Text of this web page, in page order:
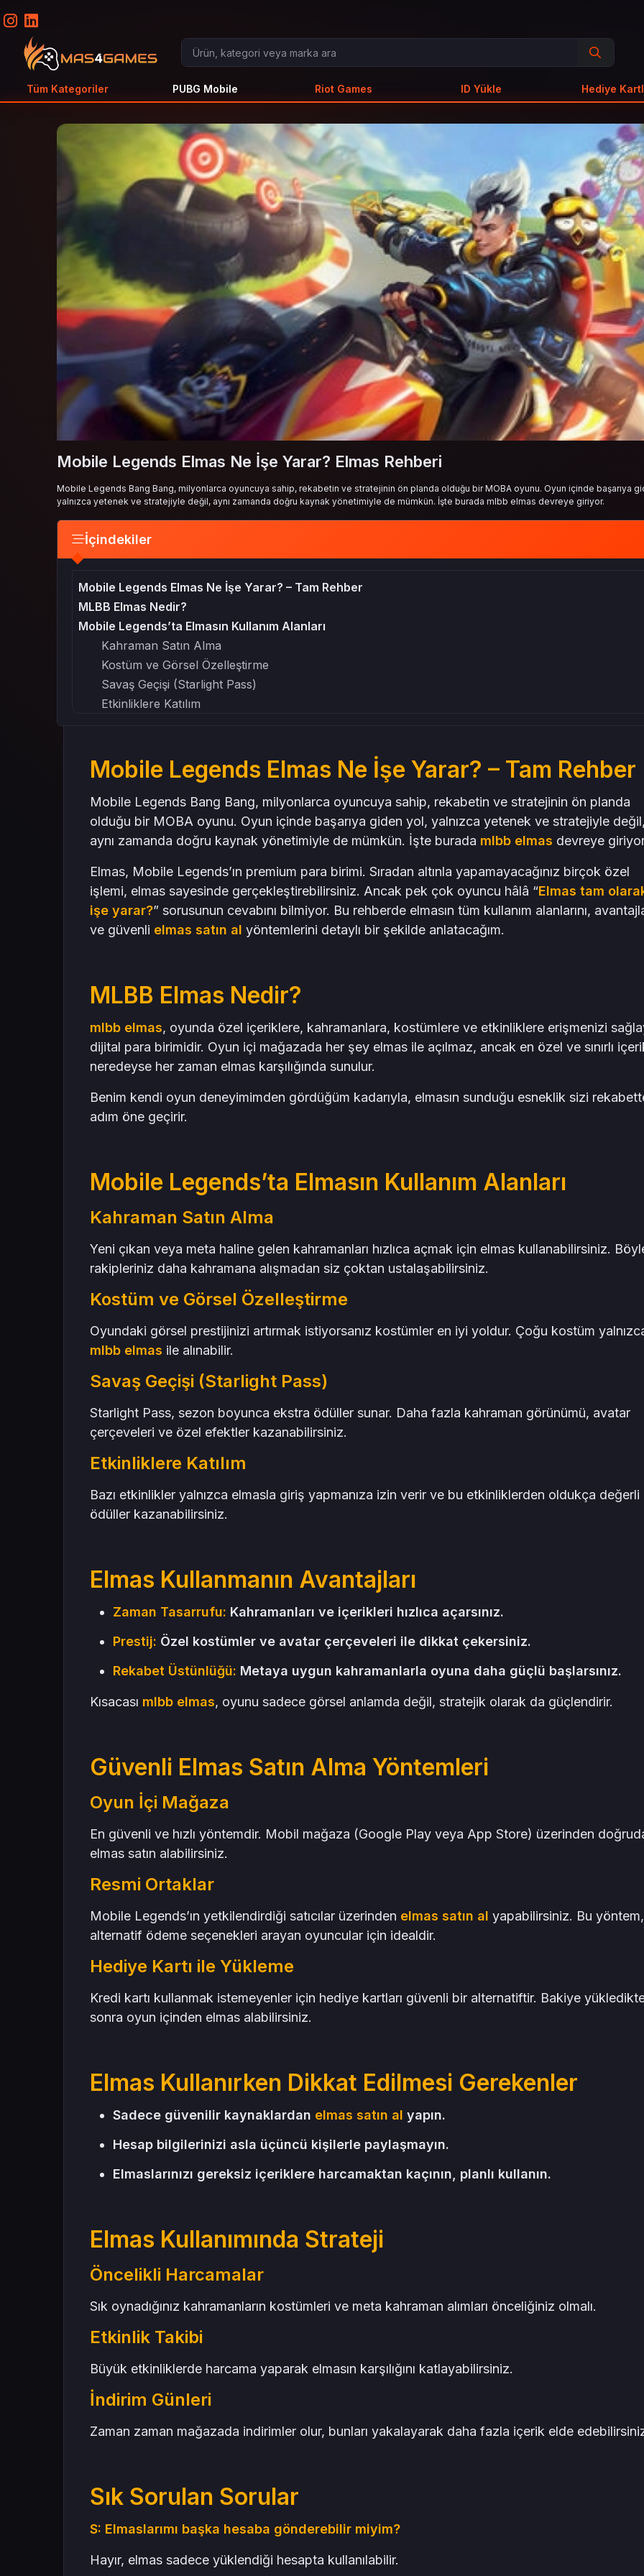
Tüm Kategoriler PUBG Mobile Riot Games ID Yükle Hediye
Mobile Legends Elmas Ne İşe Yarar? Elmas Rehberi
Mobile Legends Bang Bang, milyonlarca oyuncuya sahip, rekabetin ve stratejinin ön planda olduğu bir MOBA oyunu. Oyun içinde başarıya
yalnızca yetenek ve stratejiyle değil, aynı zamanda doğru kaynak yönetimiyle de mümkün. İşte burada mlbb elmas devreye giriyor.
İçindekiler
Mobile Legends Elmas Ne İşe Yarar? – Tam Rehber
MLBB Elmas Nedir?
Mobile Legends’ta Elmasın Kullanım Alanları
Kahraman Satın Alma
Kostüm ve Görsel Özelleştirme
Savaş Geçişi (Starlight Pass)
Etkinliklere Katılım
Oyun İçi Mağaza
Hediye Kartı ile Yükleme
Elmas Kullanırken Dikkat Edilmesi Gerekenler
Elmas Kullanımında Strateji
Öncelikli Harcamalar
Etkinlik Takibi
İndirim Günleri
Sık Sorulan Sorular
Mobile Legends Elmas Ne İşe Yarar? – Tam Rehber
Mobile Legends Bang Bang, milyonlarca oyuncuya sahip, rekabetin ve stratejinin ön planda
olduğu bir MOBA oyunu. Oyun içinde başarıya giden yol, yalnızca yetenek ve stratejiyle
aynı zamanda doğru kaynak yönetimiyle de mümkün. İşte burada mlbb elmas devreye
Elmas, Mobile Legends’ın premium para birimi. Sıradan altınla yapamayacağınız birçok özel
işlemi, elmas sayesinde gerçekleştirebilirsiniz. Ancak pek çok oyuncu hâlâ “Elmas tam
işe yarar?” sorusunun cevabını bilmiyor. Bu rehberde elmasın tüm kullanım alanlarını,
ve güvenli elmas satın al yöntemlerini detaylı bir şekilde anlatacağım.
MLBB Elmas Nedir?
mlbb elmas, oyunda özel içeriklere, kahramanlara, kostümlere ve etkinliklere erişmenizi
dijital para birimidir. Oyun içi mağazada her şey elmas ile açılmaz, ancak en özel ve sınırlı
neredeyse her zaman elmas karşılığında sunulur.
Benim kendi oyun deneyimimden gördüğüm kadarıyla, elmasın sunduğu esneklik sizi
adım öne geçirir.
Mobile Legends’ta Elmasın Kullanım Alanları
Kahraman Satın Alma
Yeni çıkan veya meta haline gelen kahramanları hızlıca açmak için elmas kullanabilirsiniz.
rakipleriniz daha kahramana alışmadan siz çoktan ustalaşabilirsiniz.
Kostüm ve Görsel Özelleştirme
Oyundaki görsel prestijinizi artırmak istiyorsanız kostümler en iyi yoldur. Çoğu kostüm
mlbb elmas ile alınabilir.
Savaş Geçişi (Starlight Pass)
Starlight Pass, sezon boyunca ekstra ödüller sunar. Daha fazla kahraman görünümü, avatar
çerçeveleri ve özel efektler kazanabilirsiniz.
Etkinliklere Katılım
Bazı etkinlikler yalnızca elmasla giriş yapmanıza izin verir ve bu etkinliklerden oldukça değerli
ödüller kazanabilirsiniz.
Elmas Kullanmanın Avantajları
Zaman Tasarrufu: Kahramanları ve içerikleri hızlıca açarsınız.
Prestij: Özel kostümler ve avatar çerçeveleri ile dikkat çekersiniz.
Rekabet Üstünlüğü: Metaya uygun kahramanlarla oyuna daha güçlü başlarsınız.
Kısacası mlbb elmas, oyunu sadece görsel anlamda değil, stratejik olarak da güçlendirir.
Güvenli Elmas Satın Alma Yöntemleri
Oyun İçi Mağaza
En güvenli ve hızlı yöntemdir. Mobil mağaza (Google Play veya App Store) üzerinden
elmas satın alabilirsiniz.
Resmi Ortaklar
Mobile Legends’ın yetkilendirdiği satıcılar üzerinden elmas satın al yapabilirsiniz. Bu yöntem,
alternatif ödeme seçenekleri arayan oyuncular için idealdir.
Hediye Kartı ile Yükleme
Kredi kartı kullanmak istemeyenler için hediye kartları güvenli bir alternatiftir. Bakiye
sonra oyun içinden elmas alabilirsiniz.
Elmas Kullanırken Dikkat Edilmesi Gerekenler
Sadece güvenilir kaynaklardan elmas satın al yapın.
Hesap bilgilerinizi asla üçüncü kişilerle paylaşmayın.
Elmaslarınızı gereksiz içeriklere harcamaktan kaçının, planlı kullanın.
Elmas Kullanımında Strateji
Öncelikli Harcamalar
Sık oynadığınız kahramanların kostümleri ve meta kahraman alımları önceliğiniz olmalı.
Etkinlik Takibi
Büyük etkinliklerde harcama yaparak elmasın karşılığını katlayabilirsiniz.
İndirim Günleri
Zaman zaman mağazada indirimler olur, bunları yakalayarak daha fazla içerik elde
Sık Sorulan Sorular
S: Elmaslarımı başka hesaba gönderebilir miyim?
Hayır, elmas sadece yüklendiği hesapta kullanılabilir.